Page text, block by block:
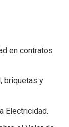
en contratos
briquetas y
Electricidad.